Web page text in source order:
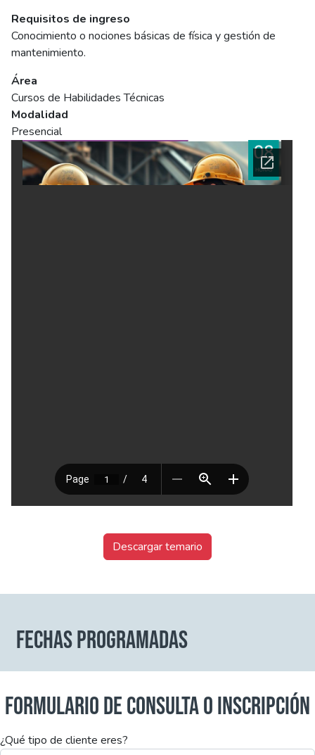
Requisitos de ingreso
Conocimiento o nociones básicas de física y gestión de
mantenimiento.
Área
Cursos de Habilidades Técnicas
Modalidad
Presencial
Ficha del curso
Descargar temario
FECHAS PROGRAMADAS
FORMULARIO DE CONSULTA O INSCRIPCIÓN
¿Qué tipo de cliente eres?